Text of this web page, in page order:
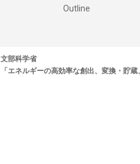
Outline
文部科学省
「エネルギーの高効率な創出、変換・貯